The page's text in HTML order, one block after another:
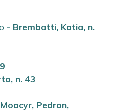
- Brembatti, Katia, n.
, n. 43
, Pedron,